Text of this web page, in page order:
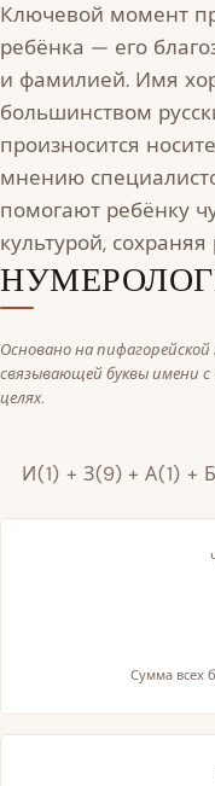
Ключевой момент
ребёнка — его
и фамилией. Имя
большинством
произносится
мнению
помогают ребёнку
культурой,
Основано на
связывающей буквы имени
целях.
И(1) + З(9) + А(1) +
Сумма всех